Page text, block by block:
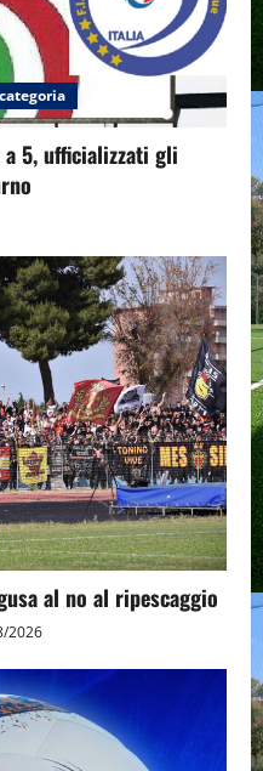
a 5, ufficializzati gli
al no al ripescaggio
2026